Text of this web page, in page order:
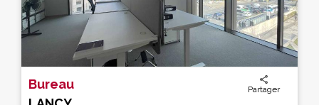
Partager
Bureau